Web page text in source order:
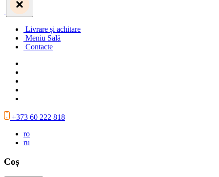
Livrare și achitare
Meniu Sală
Contacte
+373 60 222 818
ro
ru
Coș